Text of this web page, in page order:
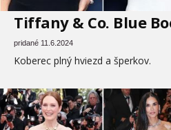
Tiffany & Co. Blue
pridané 11.6.2024
Koberec plný hviezd a šperkov.